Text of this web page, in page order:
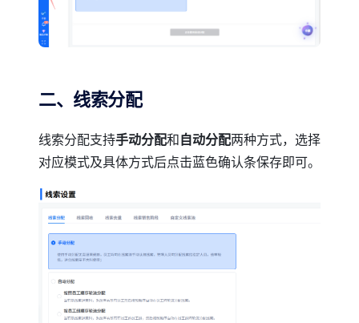
二、线索分配
线索分配支持手动分配和自动分配两种方式，选择
对应模式及具体方式后点击蓝色确认条保存即可。